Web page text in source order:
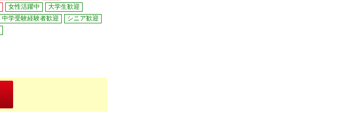
女性活躍中
大学生歓迎
中学受験経験者歓迎
シニア歓迎